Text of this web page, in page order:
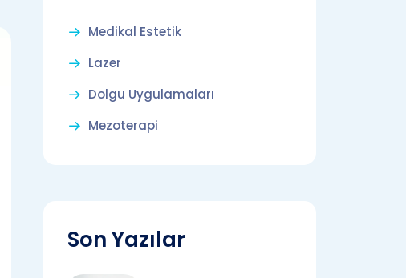
Medikal Estetik
Lazer
Dolgu Uygulamaları
Mezoterapi
Son Yazılar